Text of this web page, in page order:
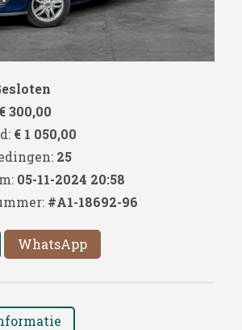
€ 300,00
€ 1 050,00
25
05-11-2024 20:58
#A1-18692-96
WhatsApp